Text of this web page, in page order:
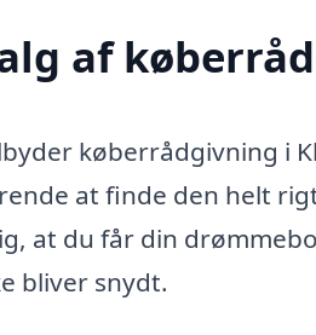
af
køberrådgivning i
at finde den helt
at du får din
bliver snydt.